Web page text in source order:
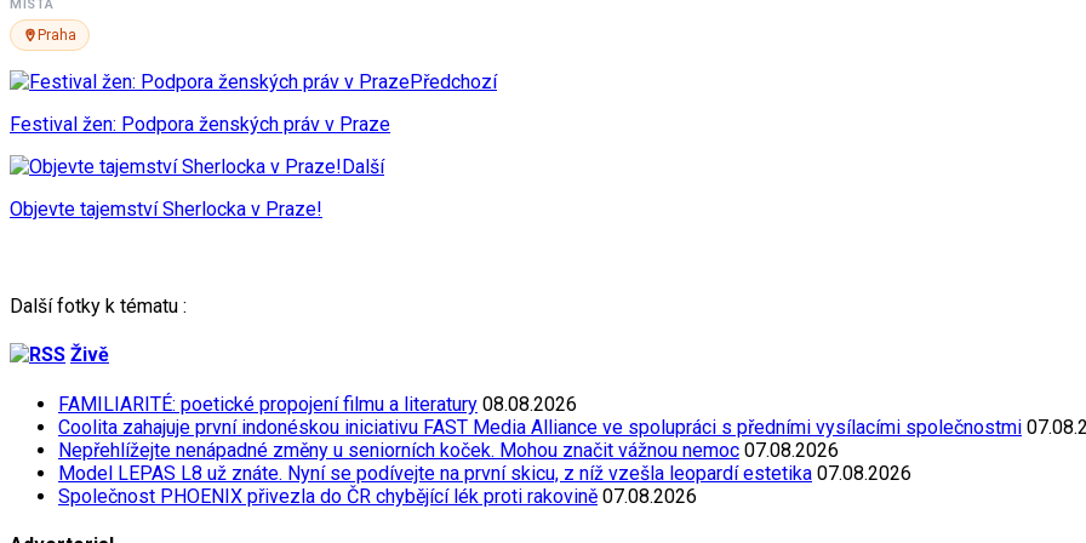
MÍSTA
Praha
Předchozí
Festival žen: Podpora ženských práv v Praze
Další
Objevte tajemství Sherlocka v Praze!
Další fotky k tématu :
Živě
FAMILIARITÉ: poetické propojení filmu a literatury 08.08.2026
Coolita zahajuje první indonéskou iniciativu FAST Media Alliance ve spolupráci s předními vysílacími společnostmi
Nepřehlížejte nenápadné změny u seniorních koček. Mohou značit vážnou nemoc 07.08.2026
Model LEPAS L8 už znáte. Nyní se podívejte na první skicu, z níž vzešla leopardí estetika 07.08.2026
Společnost PHOENIX přivezla do ČR chybějící lék proti rakovině 07.08.2026